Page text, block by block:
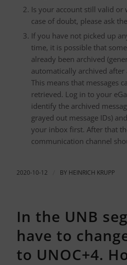
Is your account still valid or
case of doubt, please ask
If you have not picked up
time, it is possible that
already been archived
automatically archived
This means that messages
retrieved. Log in to your
identify the archived
grayed out message IDs)
your inbox first. After that
communication channel
2020-10-12 BY HEINRICH KRUPP
In the UNB
have to
to UNOC+4.